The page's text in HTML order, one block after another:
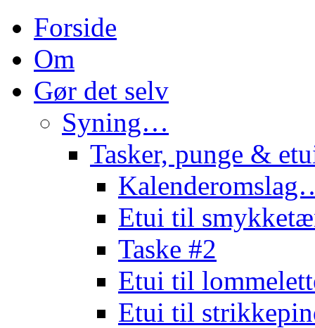
Forside
Om
Gør det selv
Syning…
Tasker, punge &
Etui til
Taske #2
Etui til
Etui til